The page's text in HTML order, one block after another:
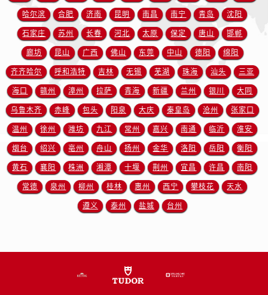
香港特别行政区尖沙咀区油尖旺区广东道帝舵售后服务中心（需提前预约）
香港特别行政区金钟区中西区金钟道帝舵售后服务中心（需提前预约）
香港特别行政区九龙区油尖旺区弥敦道帝舵售后服务中心（需提前预约）
香港特别行政区铜锣湾区湾仔区轩尼诗道帝舵售后服务中心（需提前预约）
河南省安阳市文峰区解放大道帝舵售后服务中心（需提前预约）
河南省鹤壁市淇滨区九州路帝舵售后服务中心（需提前预约）
河南省济源市沁园街道济水大道帝舵售后服务中心（需提前预约）
河南省焦作市解放区解放路帝舵售后服务中心（需提前预约）
河南省开封市鼓楼区中山路帝舵售后服务中心（需提前预约）
河南省洛阳市西工区中州中路与解放路交叉口帝舵售后服务中心（需提前预约）
河南省漯河市源汇区交通路帝舵售后服务中心（需提前预约）
河南省南阳市宛城区范蠡东路与南都路交叉口帝舵售后服务中心（需提前预约）
哈尔滨 合肥 济南 昆明 南昌 南宁 青岛 沈阳
石家庄 苏州 长春 河北 太原 保定 唐山 邯郸
廊坊 昆山 广西 佛山 东莞 中山 德阳 绵阳
齐齐哈尔 呼和浩特 吉林 无锡 芜湖 珠海 汕头 三亚
海口 赣州 漳州 拉萨 青海 新疆 兰州 银川 大同
乌鲁木齐 赤峰 包头 阳泉 大庆 秦皇岛 沧州 张家口
温州 徐州 潍坊 九江 常州 嘉兴 南通 临沂 淮安
烟台 绍兴 亳州 舟山 扬州 金华 洛阳 岳阳 衡阳
黄石 襄阳 株洲 湘潭 十堰 荆州 宜昌 许昌 南阳
常德 泉州 柳州 桂林 惠州 西宁 攀枝花 天水
遵义 泰州 盐城 台州